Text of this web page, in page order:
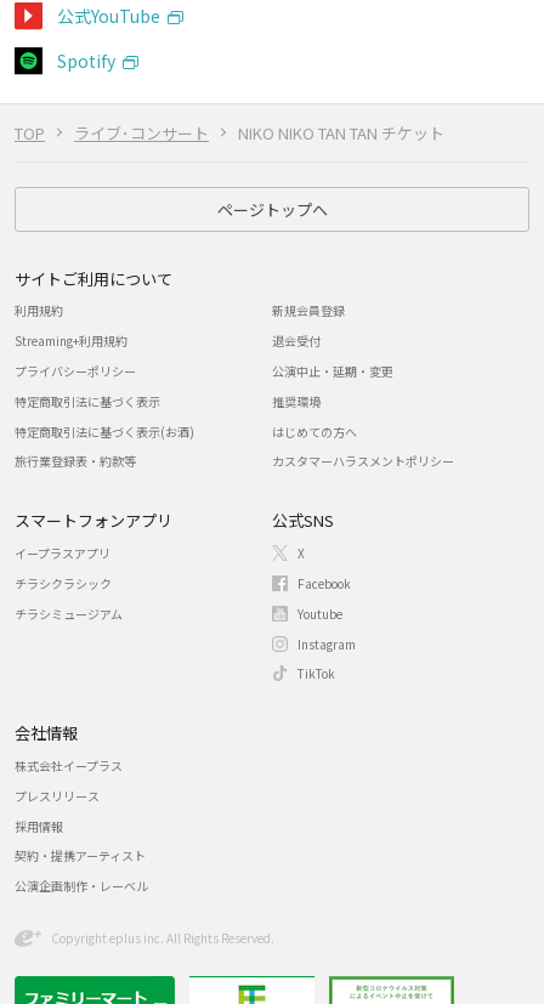
TOP ライブ･コンサート NIKO NIKO TAN TAN チケット
公式YouTube
Spotify
ページトップへ
サイトご利用について
利用規約
Streaming+利用規約
プライバシーポリシー
特定商取引法に基づく表示
特定商取引法に基づく表示(お酒)
旅行業登録表・約款等
新規会員登録
退会受付
公演中止・延期・変更
推奨環境
はじめての方へ
カスタマーハラスメントポリシー
スマートフォンアプリ
イープラスアプリ
チラシクラシック
チラシミュージアム
公式SNS
X
Facebook
Youtube
Instagram
TikTok
会社情報
株式会社イープラス
プレスリリース
採用情報
契約・提携アーティスト
公演企画制作・レーベル
Copyright eplus inc. All Rights Reserved.